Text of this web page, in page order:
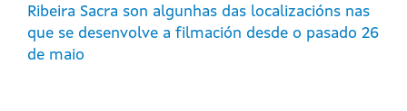
Ribeira Sacra son algunhas das localizacións nas
que se desenvolve a filmación desde o pasado 26
de maio